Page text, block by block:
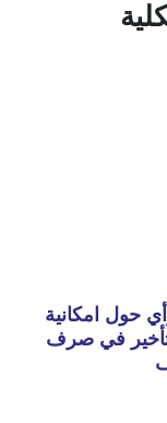
حول امكانية
في صرف